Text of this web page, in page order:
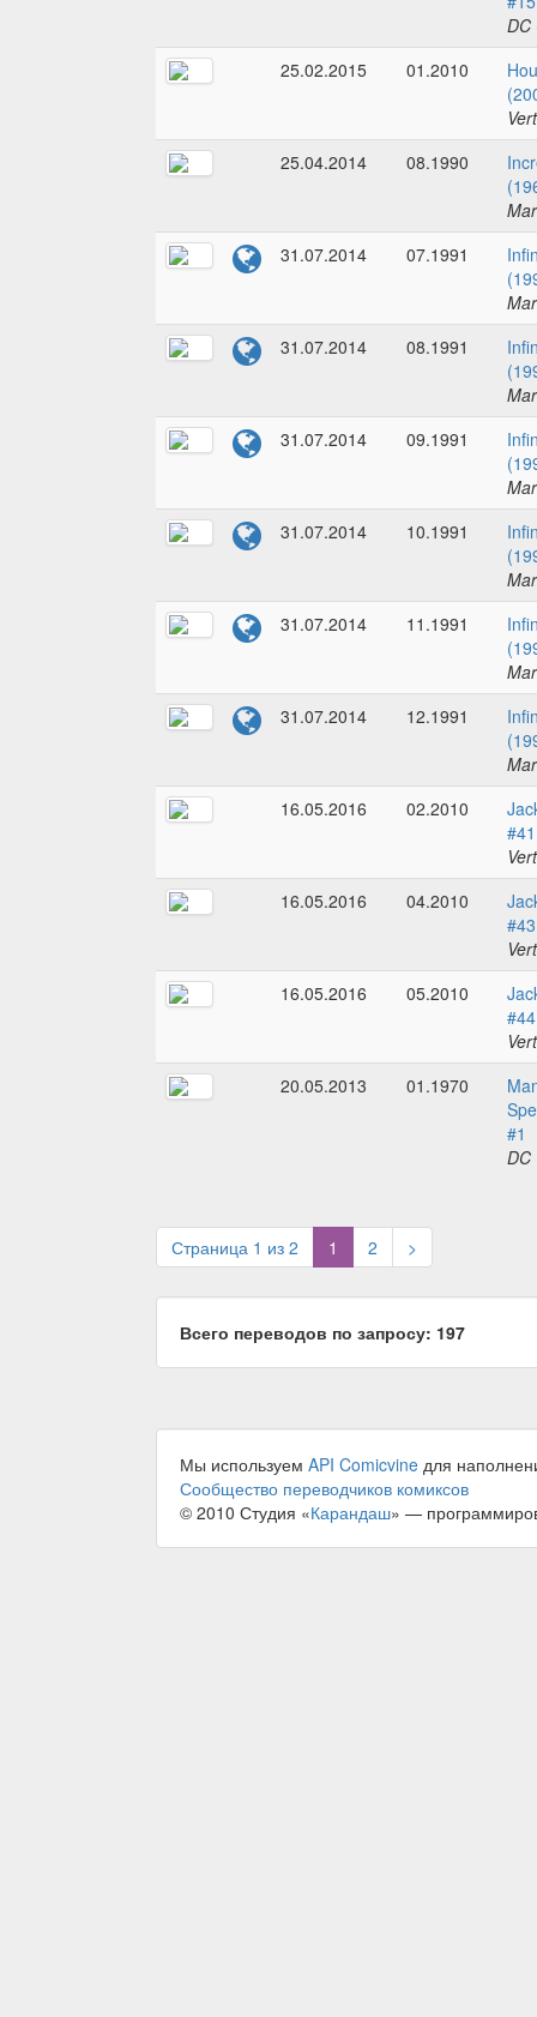
DC
25.02.2015
01.2010
25.04.2014
08.1990
31.07.2014
07.1991
31.07.2014
08.1991
31.07.2014
09.1991
31.07.2014
10.1991
31.07.2014
11.1991
31.07.2014
12.1991
16.05.2016
02.2010
#41
16.05.2016
04.2010
#43
16.05.2016
05.2010
#44
20.05.2013
01.1970
#1
DC
Страница 1 из 2 1 (current)
2 >
Всего переводов по запросу: 197
Мы используем API Comicvine для
Сообщество переводчиков комиксов
© 2010 Студия «Карандаш» —